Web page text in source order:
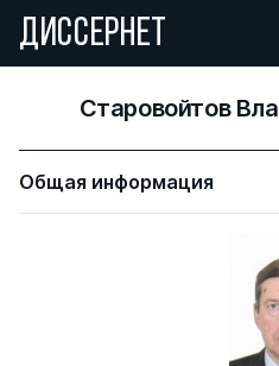
ДИССЕРНЕТ
Старовойтов
Общая информация